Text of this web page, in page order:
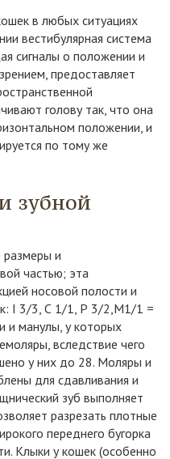
в любых ситуациях
вестибулярная система
сигналы о положении и
предоставляет
голову так, что она
положении, и
по тому же
зубной
и
частью; эта
носовой полости и
I 3/3, С 1/1, Р 3/2,М1/1 =
и манулы, у которых
вследствие чего
у них до 28. Моляры и
для сдавливания и
зуб выполняет
разрезать плотные
переднего бугорка
Клыки у кошек (особенно